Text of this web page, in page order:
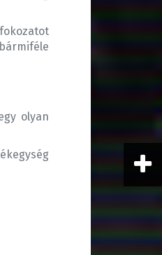
olyan